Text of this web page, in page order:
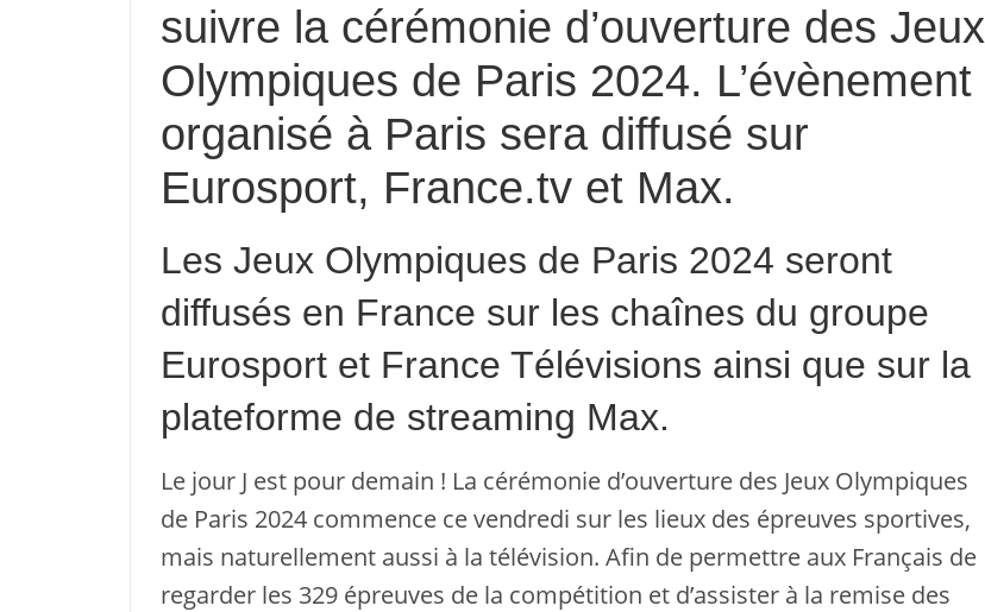
suivre la cérémonie d’ouverture des Jeux
Olympiques de Paris 2024. L’évènement
organisé à Paris sera diffusé sur
Eurosport, France.tv et Max.
Les Jeux Olympiques de Paris 2024 seront
diffusés en France sur les chaînes du groupe
Eurosport et France Télévisions ainsi que sur la
plateforme de streaming Max.
Le jour J est pour demain ! La cérémonie d’ouverture des Jeux Olympiques
de Paris 2024 commence ce vendredi sur les lieux des épreuves sportives,
mais naturellement aussi à la télévision. Afin de permettre aux Français de
regarder les 329 épreuves de la compétition et d’assister à la remise des